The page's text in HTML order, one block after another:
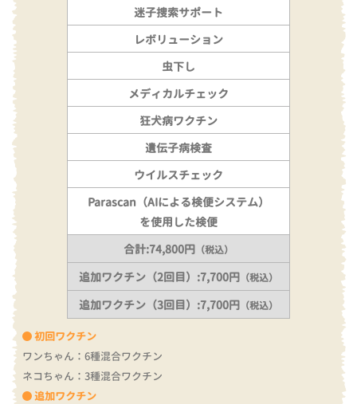
初回ワクチン
ワンちゃん：6種混合ワクチン
ネコちゃん：3種混合ワクチン
追加ワクチン
迷子捜索サポート
レボリューション
虫下し
メディカルチェック
狂犬病ワクチン
遺伝子病検査
ウイルスチェック
Parascan（AIによる検便システム）
を使用した検便
合計:74,800円 （税込）
追加ワクチン（2回目）:7,700円 （税込）
追加ワクチン（3回目）:7,700円 （税込）